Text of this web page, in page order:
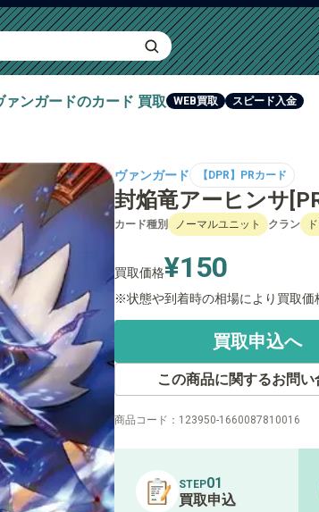
ァンガードのカード 買取 WEB買取 スピード入金
ヴァンガード 【DPR】PRカード
封焔竜アーヒンサ
カード種別 ノーマルユニット クラン
買取価格¥150
状態や到着時の相場により買取価
買取申込へ
この商品に関するお問い
商品コード： 123950-1660087810016
STEP01
買取申込